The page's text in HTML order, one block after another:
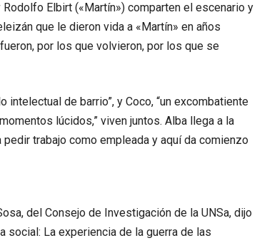
Elbirt («Martín») comparten el escenario y
que le dieron vida a «Martín» en años
por los que volvieron, por los que se
intelectual de barrio”, y Coco, “un excombatiente
lúcidos,” viven juntos. Alba llega a la
trabajo como empleada y aquí da comienzo
del Consejo de Investigación de la UNSa, dijo
social: La experiencia de la guerra de las